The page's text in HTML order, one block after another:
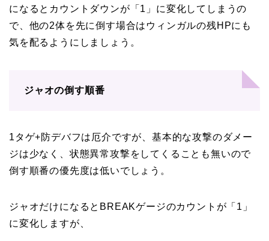
になるとカウントダウンが「1」に変化してしまうの
で、他の2体を先に倒す場合はウィンガルの残HPにも
気を配るようにしましょう。
ジャオの倒す順番
1タゲ+防デバフは厄介ですが、基本的な攻撃のダメー
ジは少なく、状態異常攻撃をしてくることも無いので
倒す順番の優先度は低いでしょう。
ジャオだけになるとBREAKゲージのカウントが「1」
に変化しますが、